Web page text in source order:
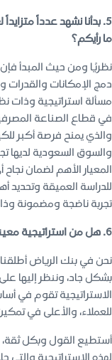
5. بدأنا نشهد عدداً
ما رأيكم؟
نظريًا ومن حيث المبدأ
دمج الإمكانات والقدرات
مسألة استراتيجية وذات
في قطاع الصناعة
والذي يمنح فرصة أكبر
والسوق السعودية لديها
المعيار الأهم لضمان
للدراسة العميقة وتحديد
تجربة ناضجة ومضمونة
6. هل من استراتيجية معينة سوف تعتمدونها للسنوات المقبلة؟
نحن في بنك الرياض
بشكل جاد، وننظر إليها
الاستراتيجية تقوم في
للعملاء، والأعلى في
أستطيع القول وبكل ثقة،
لهذه الاستراتيجية والتي